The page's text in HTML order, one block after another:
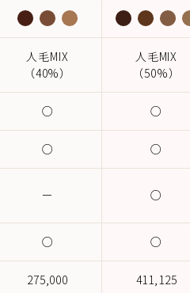
人毛MIX
（40%）
人毛MIX
（50%）
○ ○
○ ○
ー ○
○ ○
275,000 411,125